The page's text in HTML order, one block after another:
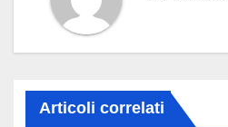
Articoli correlati